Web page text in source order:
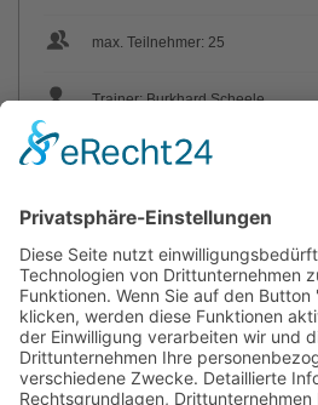
max. Teilnehmer: 25
Trainer: Burkhard Scheele
Sie haben Fragen?